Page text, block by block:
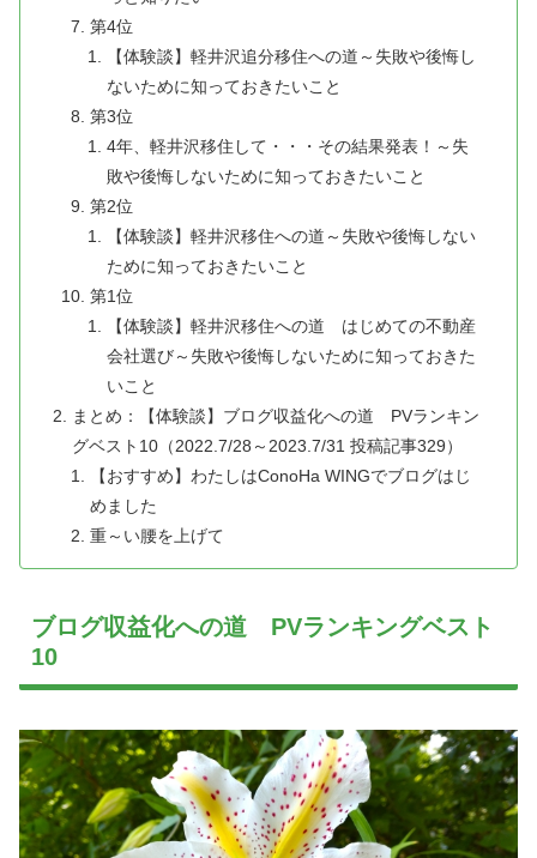
第4位
【体験談】軽井沢追分移住への道～失敗や後悔し
ないために知っておきたいこと
第3位
4年、軽井沢移住して・・・その結果発表！～失
敗や後悔しないために知っておきたいこと
第2位
【体験談】軽井沢移住への道～失敗や後悔しない
ために知っておきたいこと
第1位
【体験談】軽井沢移住への道 はじめての不動産
会社選び～失敗や後悔しないために知っておきた
いこと
まとめ：【体験談】ブログ収益化への道 PVランキン
グベスト10（2022.7/28～2023.7/31 投稿記事329）
【おすすめ】わたしはConoHa WINGでブログはじ
めました
重～い腰を上げて
ブログ収益化への道 PVランキングベスト
10